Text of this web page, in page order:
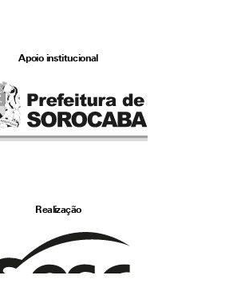
Apoio institucional
Realização